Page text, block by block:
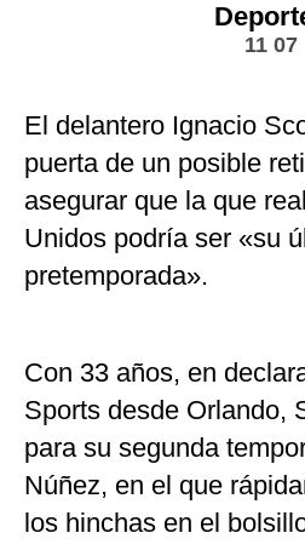
11 07
El delantero Ignacio
puerta de un posible
asegurar que la que
Unidos podría ser «su
pretemporada».
Con 33 años, en
Sports desde Orlando,
para su segunda
Núñez, en el que
los hinchas en el